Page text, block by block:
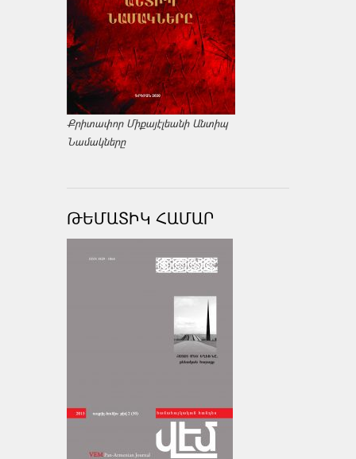
Քրիտափոր Միքայէլեանի Անտիպ
Նամակները
ԹԵՄԱՏԻԿ ՀԱՄԱՐ